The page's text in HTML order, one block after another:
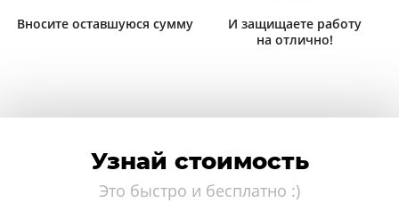
Вносите оставшуюся сумму
И защищаете работу
на отлично!
Узнай стоимость
Это быстро и бесплатно :)